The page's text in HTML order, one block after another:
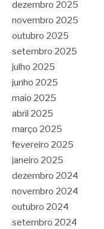
dezembro 2025
novembro 2025
outubro 2025
setembro 2025
julho 2025
junho 2025
maio 2025
abril 2025
março 2025
fevereiro 2025
janeiro 2025
dezembro 2024
novembro 2024
outubro 2024
setembro 2024